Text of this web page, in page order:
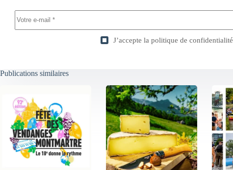
J’accepte la politique de confidentialité
Publications similaires